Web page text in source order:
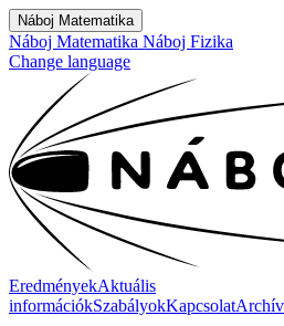
Náboj Matematika
Náboj Matematika Náboj Fizika
Change language
EredményekAktuális
információkSzabályokKapcsolat